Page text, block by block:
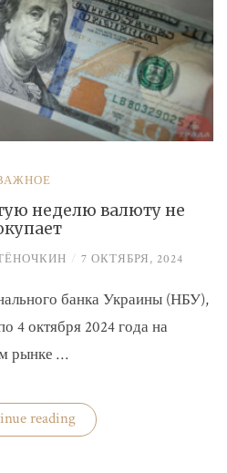
неделю валюту не
/ 7 ОКТЯБРЯ, 2024
банка Украины (НБУ),
4 октября 2024 года на
рынке …
reading«Нацбанк
четвертую